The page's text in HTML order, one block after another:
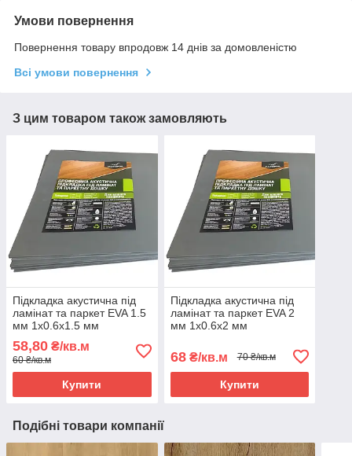
Умови повернення
Повернення товару впродовж 14 днів за домовленістю
Всі умови повернення
З цим товаром також замовляють
Підкладка акустична під
ламінат та паркет EVA 1.5
мм 1х0.6х1.5 мм
58,80 ₴/кв.м
60 ₴/кв.м
Купити
Підкладка акустична під
ламінат та паркет EVA 2
мм 1х0.6х2 мм
68₴/кв.м 70 ₴/кв.м
Купити
Подібні товари компанії